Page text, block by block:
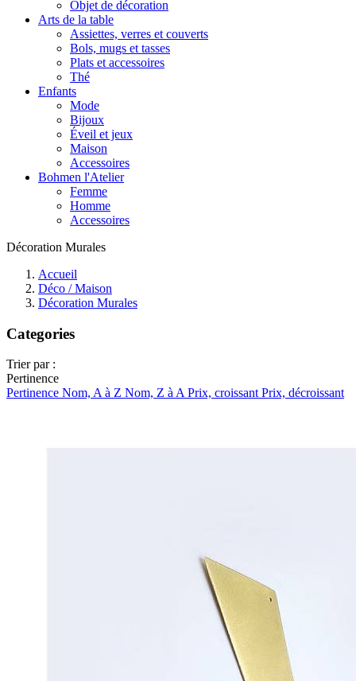
Objet de décoration
Arts de la table
Assiettes, verres et couverts
Bols, mugs et tasses
Plats et accessoires
Thé
Enfants
Mode
Bijoux
Éveil et jeux
Maison
Accessoires
Bohmen l'Atelier
Femme
Homme
Accessoires
Décoration Murales
Accueil
Déco / Maison
Décoration Murales
Categories
Trier par :
Pertinence
Pertinence Nom, A à Z Nom, Z à APrix, croissantPrix, décroissant